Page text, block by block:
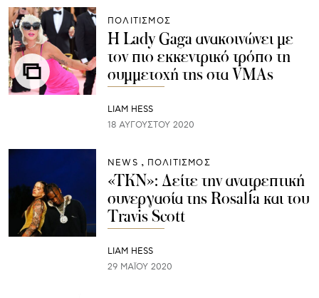
ΠΟΛΙΤΙΣΜΟΣ
Η Lady Gaga ανακοινώνει με
τον πιο εκκεντρικό τρόπο τη
συμμετοχή της στα VMAs
LIAM HESS
18 ΑΥΓΟΎΣΤΟΥ 2020
NEWS ΠΟΛΙΤΙΣΜΟΣ
«TKN»: Δείτε την ανατρεπτική
συνεργασία της Rosalía και του
Travis Scott
LIAM HESS
29 ΜΑΪ́ΟΥ 2020